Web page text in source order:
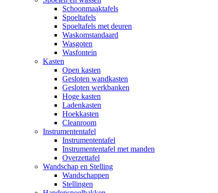
Schoonmaaktafels
Spoeltafels
Spoeltafels met deuren
Waskomstandaard
Wasgoten
Wasfontein
Kasten
Open kasten
Gesloten wandkasten
Gesloten werkbanken
Hoge kasten
Ladenkasten
Hoekkasten
Cleanroom
Instrumententafel
Instrumententafel
Instrumententafel met manden
Overzettafel
Wandschap en Stelling
Wandschappen
Stellingen